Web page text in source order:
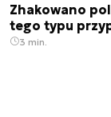
Zhakowano
tego typu
3 min.